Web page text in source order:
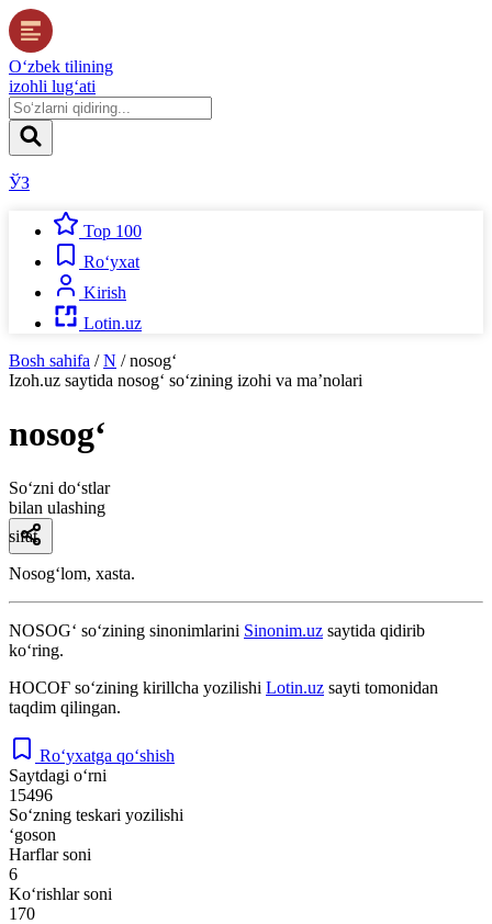
O‘zbek tilining
izohli lug‘ati
ЎЗ
Top 100
Ro‘yxat
Kirish
Lotin.uz
Bosh sahifa / N / nosog‘
Izoh.uz saytida nosog‘ so‘zining izohi va ma’nolari
nosog‘
So‘zni do‘stlar
bilan ulashing
sifat
Nosogʻlom, xasta.
NOSOG‘ so‘zining sinonimlarini Sinonim.uz saytida qidirib
ko‘ring.
НОСОҒ so‘zining kirillcha yozilishi Lotin.uz sayti tomonidan
taqdim qilingan.
Ro‘yxatga qo‘shish
Saytdagi o‘rni
15496
So‘zning teskari yozilishi
‘goson
Harflar soni
6
Ko‘rishlar soni
170